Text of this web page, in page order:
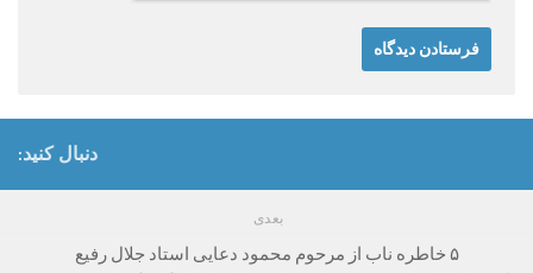
دنبال کنید:
بعدی
۵ خاطره ناب از مرحوم محمود دعایی استاد جلال رفیع